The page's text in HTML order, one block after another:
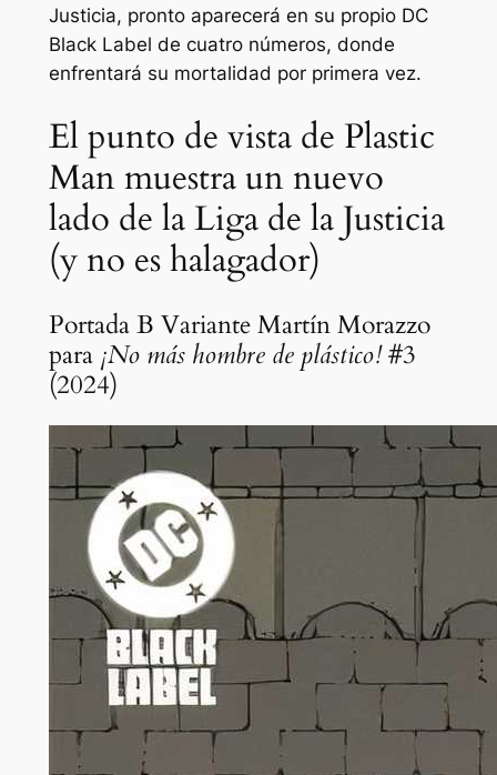
Justicia, pronto aparecerá en su propio DC
Black Label de cuatro números, donde
enfrentará su mortalidad por primera vez.
El punto de vista de Plastic
Man muestra un nuevo
lado de la Liga de la Justicia
(y no es halagador)
Portada B Variante Martín Morazzo
para ¡No más hombre de plástico!#3
(2024)